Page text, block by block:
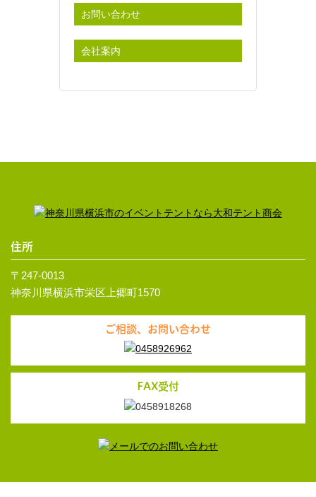
お問い合わせ
会社案内
住所
〒247-0013
神奈川県横浜市栄区上郷町1570
ご相談、お問い合わせ
FAX受付